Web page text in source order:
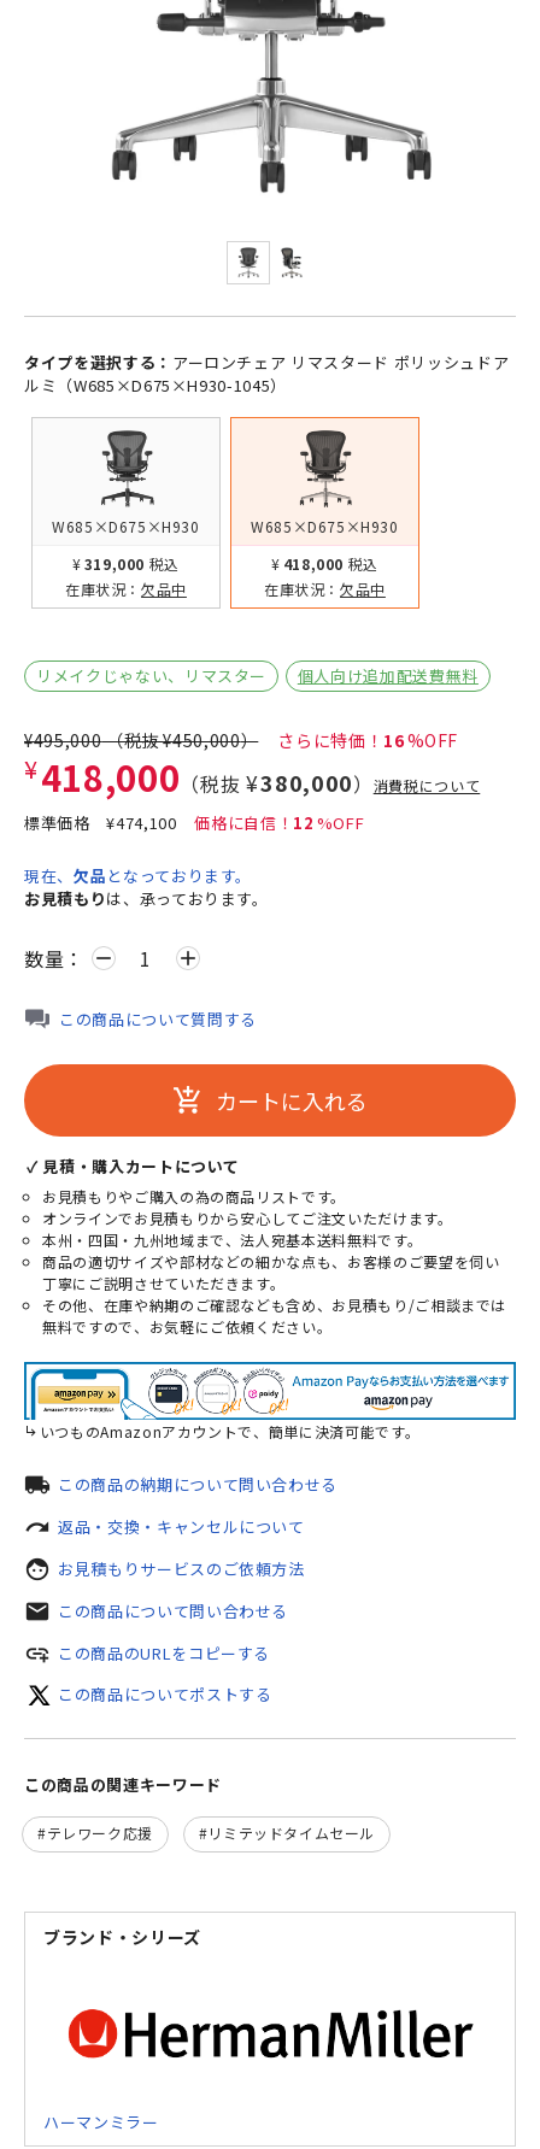
タイプを選択する： アーロンチェア リマスタード ポリッシュドア
ルミ（W685×D675×H930-1045）
W685×D675×H930
¥319,000 税込
在庫状況：欠品中
W685×D675×H930
¥418,000 税込
在庫状況：欠品中
リメイクじゃない、リマスター 個人向け追加配送費無料
¥495,000（税抜¥450,000） 16
¥418,000 （税抜 ¥380,000） 消費税について
標準価格¥474,100 12
現在、 欠品 となっております。
お見積もりは、承っております。
数量： remove add
この商品について質問する
add_shopping_cart カートに入れる
✓ 見積・購入カートについて
お見積もりやご購入の為の商品リストです。
オンラインでお見積もりから安心してご注文いただけます。
本州・四国・九州地域まで、法人宛基本送料無料です。
商品の適切サイズや部材などの細かな点も、お客様のご要望を伺い
丁寧にご説明させていただきます。
その他、在庫や納期のご確認なども含め、お見積もり/ご相談までは
無料ですので、お気軽にご依頼ください。
いつものAmazonアカウントで、簡単に決済可能です。
local_shipping この商品の納期について問い合わせる
redo 返品・交換・キャンセルについて
face お見積もりサービスのご依頼方法
mail この商品について問い合わせる
add_link この商品のURLをコピーする
この商品についてポストする
この商品の関連キーワード
テレワーク応援 リミテッドタイムセール
ブランド・シリーズ
ハーマンミラー